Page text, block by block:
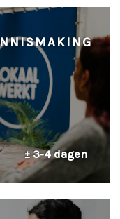
± 3-4 dagen